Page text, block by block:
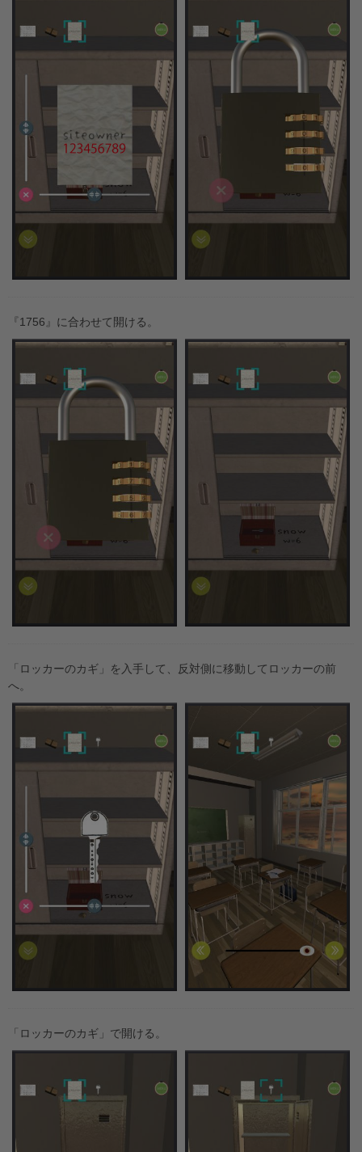
『1756』に合わせて開ける。
「ロッカーのカギ」を入手して、反対側に移動してロッカーの前
へ。
「ロッカーのカギ」で開ける。